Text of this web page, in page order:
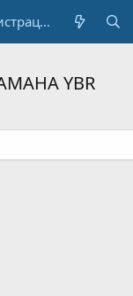
Регистрация
YBR